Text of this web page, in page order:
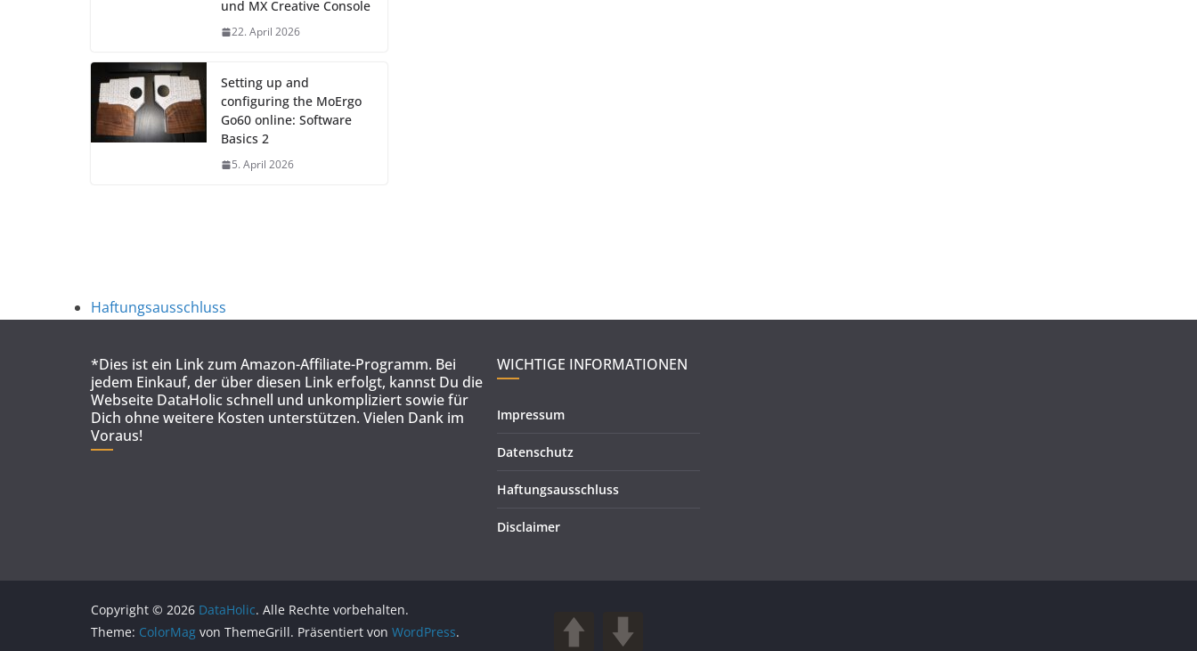
und MX Creative Console
22. April 2026
Setting up and
configuring the MoErgo
Go60 online: Software
Basics 2
5. April 2026
Haftungsausschluss
*Dies ist ein Link zum Amazon-Affiliate-Programm. Bei
jedem Einkauf, der über diesen Link erfolgt, kannst Du die
Webseite DataHolic schnell und unkompliziert sowie für
Dich ohne weitere Kosten unterstützen. Vielen Dank im
Voraus!
WICHTIGE INFORMATIONEN
Impressum
Datenschutz
Haftungsausschluss
Disclaimer
Copyright © 2026 DataHolic. Alle Rechte vorbehalten.
Theme: ColorMag von ThemeGrill. Präsentiert von WordPress.